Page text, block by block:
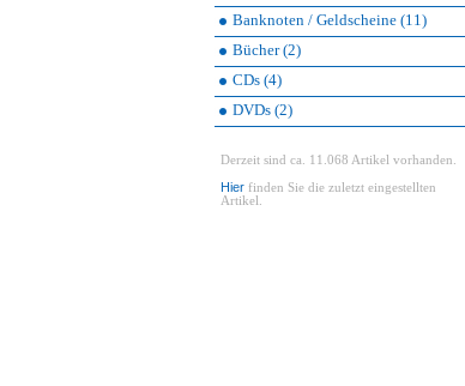
Banknoten / Geldscheine (11)
Bücher (2)
CDs (4)
DVDs (2)
Derzeit sind ca. 11.068 Artikel vorhanden.
Hier finden Sie die zuletzt eingestellten
Artikel.